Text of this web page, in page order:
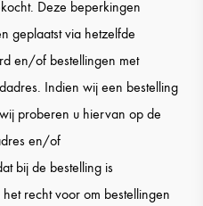
Deze beperkingen
geplaatst via hetzelfde
en/of bestellingen met
Indien wij een bestelling
proberen u hiervan op de
en/of
bij de bestelling is
recht voor om bestellingen